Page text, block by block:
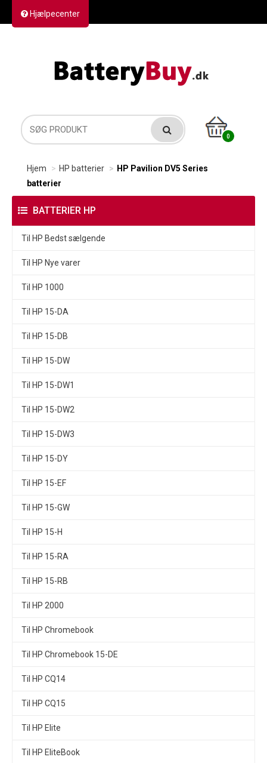
Hjælpecenter
0
Hjem HP batterier
HP Pavilion DV5 Series
batterier
BATTERIER HP
Til HP Bedst sælgende
Til HP Nye varer
Til HP 1000
Til HP 15-DA
Til HP 15-DB
Til HP 15-DW
Til HP 15-DW1
Til HP 15-DW2
Til HP 15-DW3
Til HP 15-DY
Til HP 15-EF
Til HP 15-GW
Til HP 15-H
Til HP 15-RA
Til HP 15-RB
Til HP 2000
Til HP Chromebook
Til HP Chromebook 15-DE
Til HP CQ14
Til HP CQ15
Til HP Elite
Til HP EliteBook